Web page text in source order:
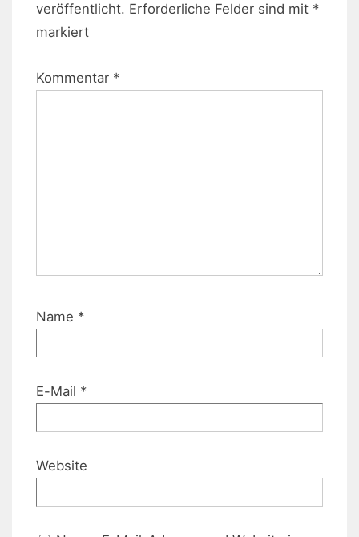
veröffentlicht. Erforderliche Felder sind mit *
markiert
Kommentar *
Name *
E-Mail *
Website